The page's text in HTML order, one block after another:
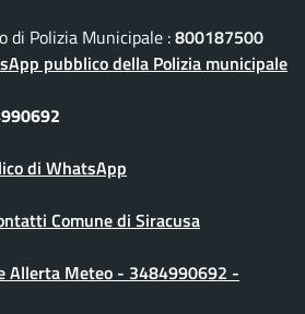
di Polizia Municipale :800187500
pubblico della Polizia municipale
di WhatsApp
Comune di Siracusa
Allerta Meteo - 3484990692 -